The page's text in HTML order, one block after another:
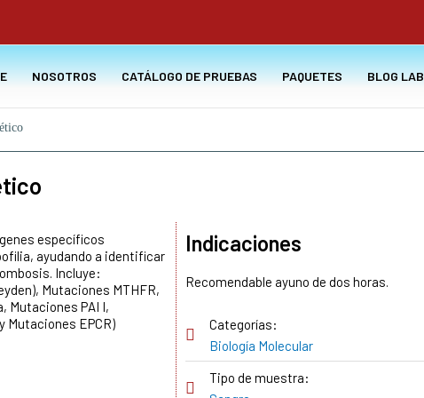
NOSOTROS CATÁLOGO DE PRUEBAS PAQUETES BLOG LAB
específicos
ayudando a identificar
Incluye:
Mutaciones MTHFR,
Mutaciones PAI I,
Mutaciones EPCR)
Indicaciones
Recomendable ayuno de dos horas.
Categorías:
Biología Molecular
Tipo de muestra: